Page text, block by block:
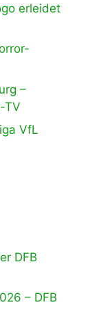
erleidet
–
TV
VfL
DFB
– DFB